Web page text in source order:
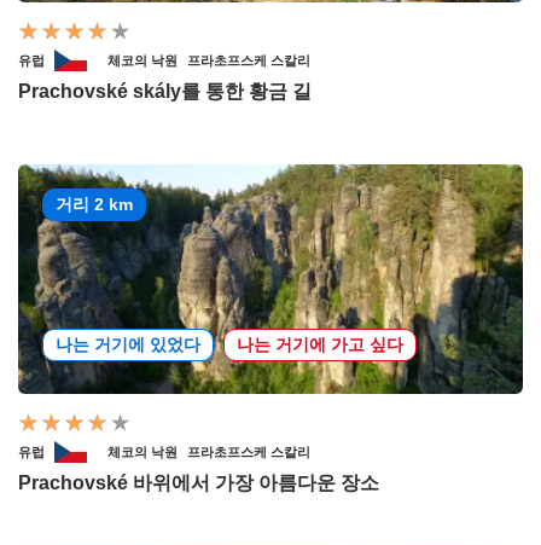
유럽 체코의 낙원 프라초프스케 스칼리
Prachovské skály를 통한 황금 길
거리 2 km
나는 거기에 있었다 나는 거기에 가고 싶다
유럽 체코의 낙원 프라초프스케 스칼리
Prachovské 바위에서 가장 아름다운 장소